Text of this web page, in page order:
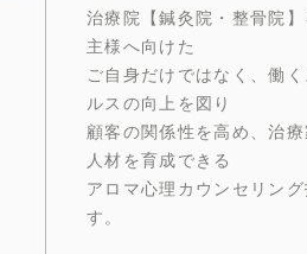
治療院【鍼灸院・整骨院
主様へ向けた
ご自身だけではなく、働
ルスの向上を図り
顧客の関係性を高め、治
人材を育成できる
アロマ心理カウンセリン
す。